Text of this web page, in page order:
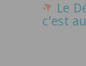
Le
c’est